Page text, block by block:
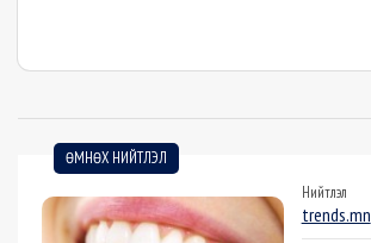
ӨМНӨХ НИЙТЛЭЛ
Нийтлэл
trends.mn